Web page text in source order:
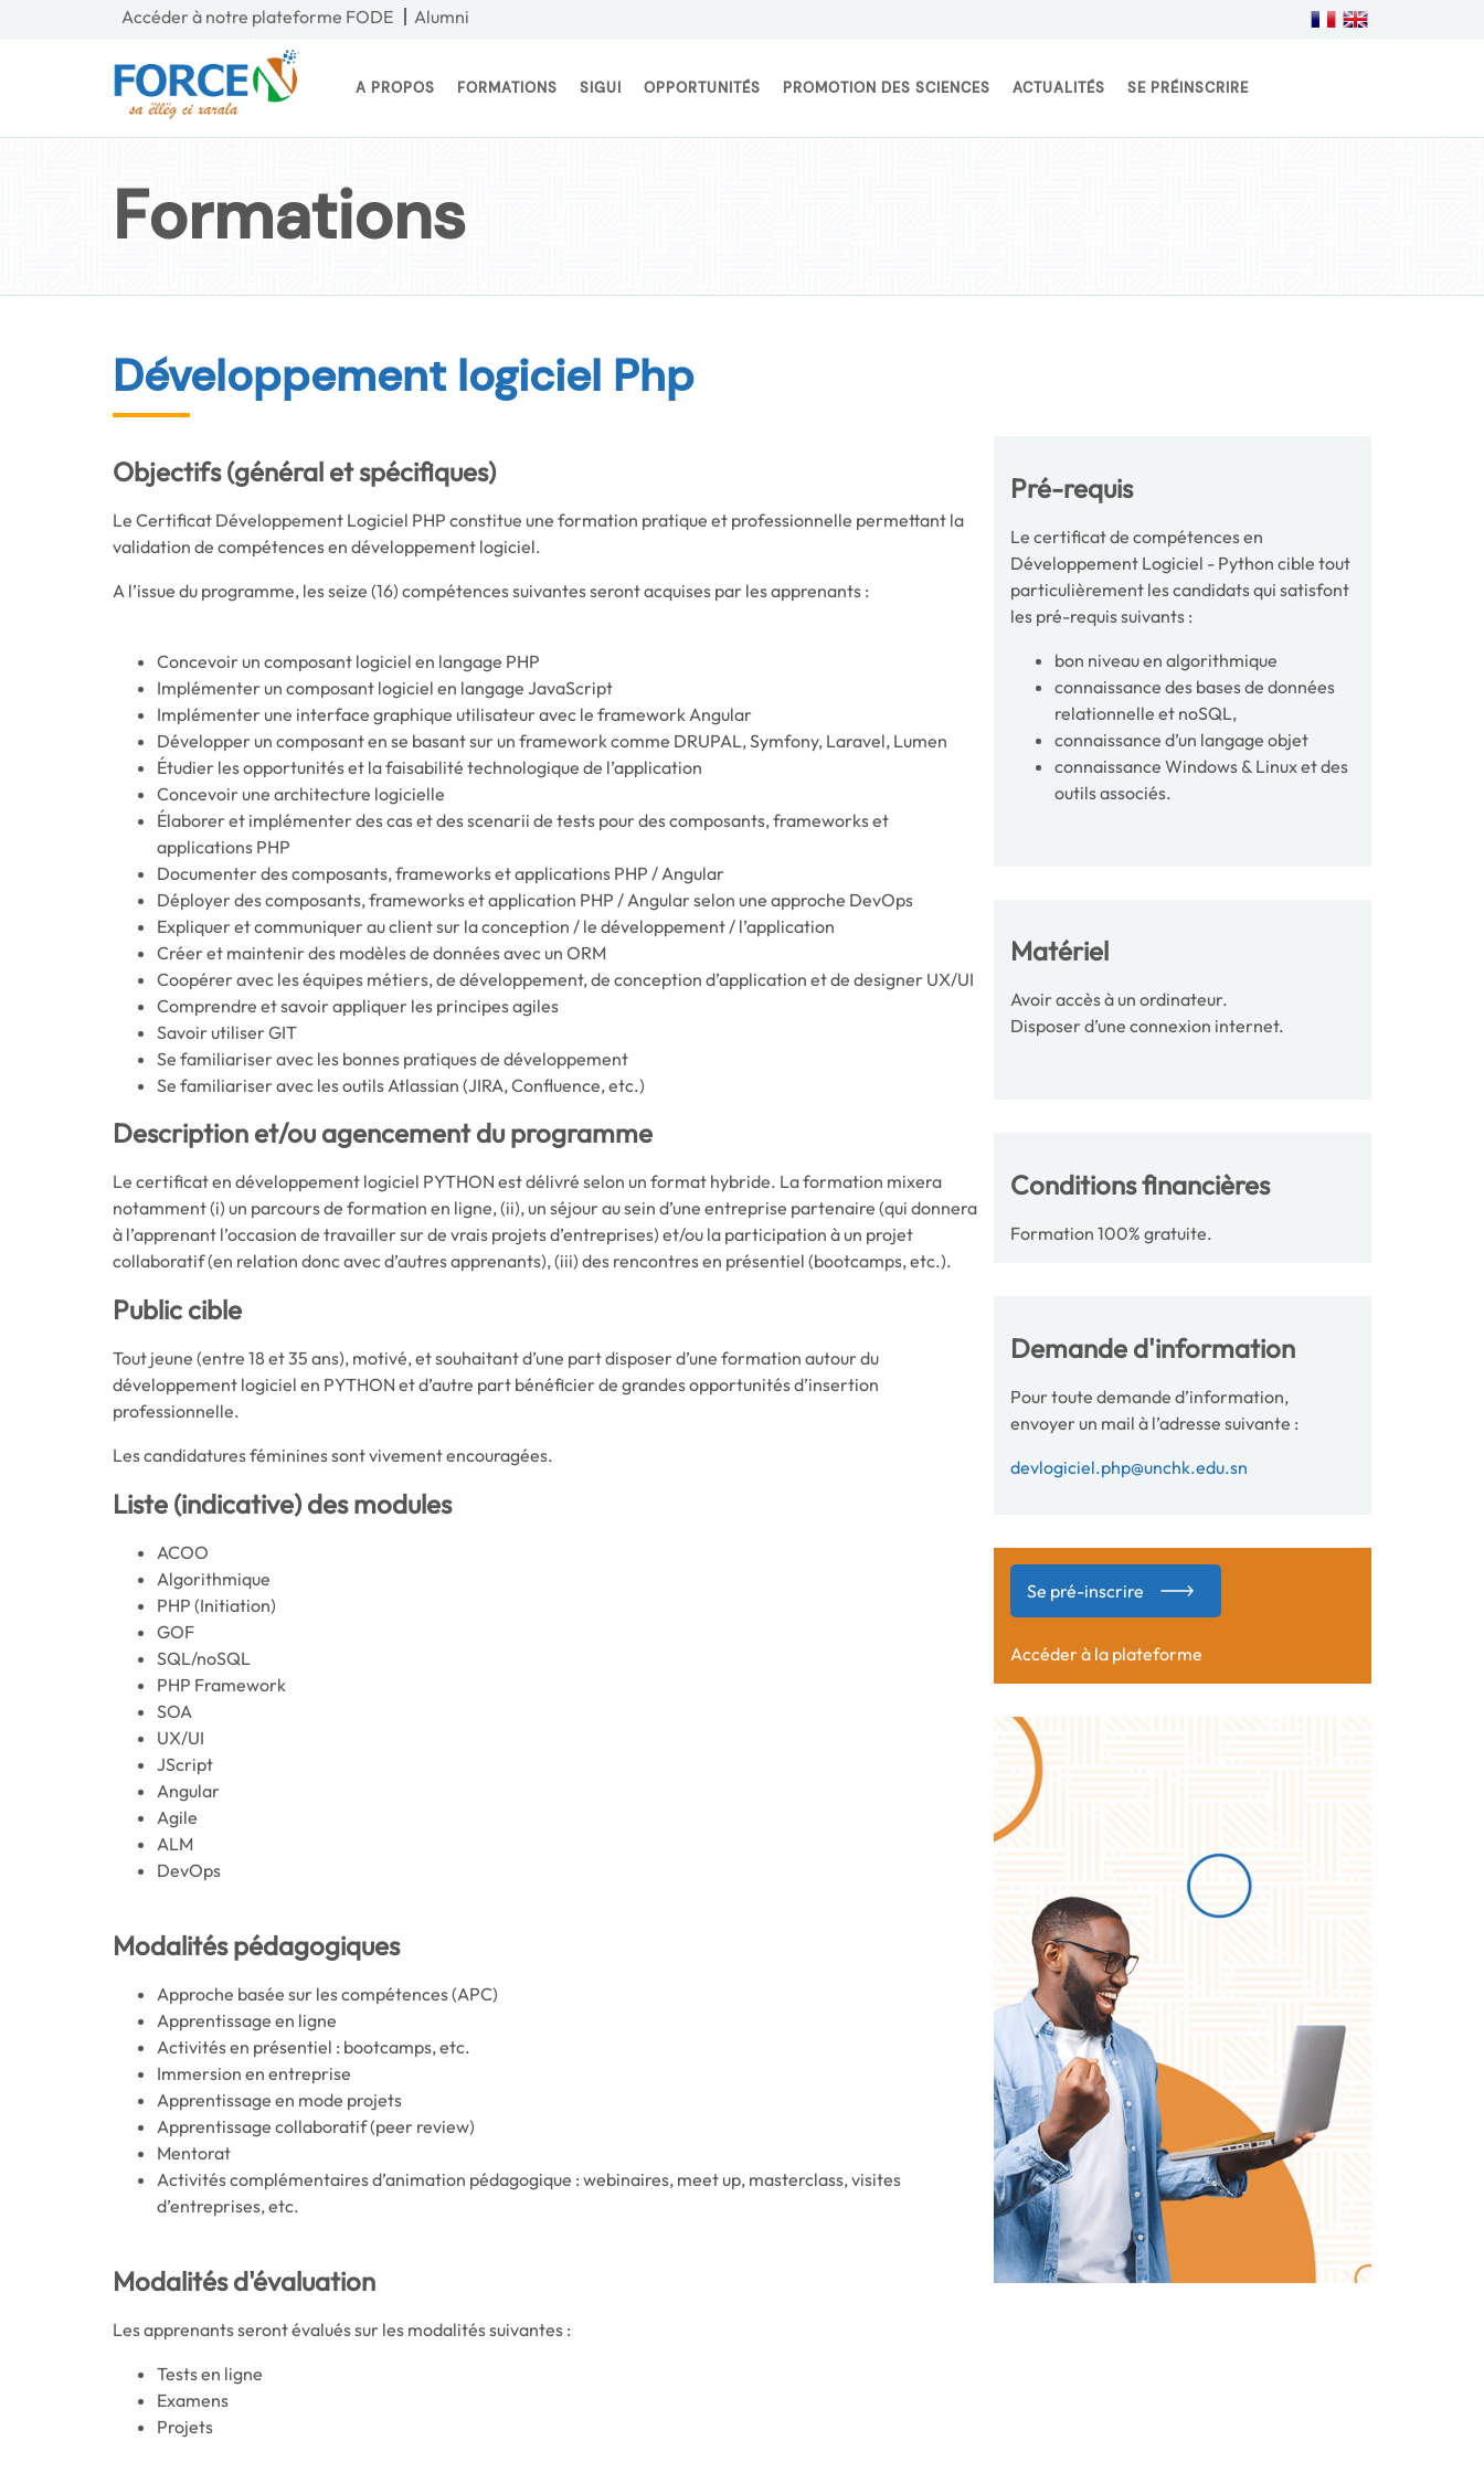
Accéder à notre plateforme FODE Alumni
A PROPOS FORMATIONS SIGUI OPPORTUNITÉS PROMOTION DES SCIENCES ACTUALITÉS SE PRÉINSCRIRE
Formations
Développement logiciel Php
Objectifs (général et spécifiques)
Le Certificat Développement Logiciel PHP constitue une formation pratique et professionnelle permettant la
validation de compétences en développement logiciel.
A l’issue du programme, les seize (16) compétences suivantes seront acquises par les apprenants :
Concevoir un composant logiciel en langage PHP
Implémenter un composant logiciel en langage JavaScript
Implémenter une interface graphique utilisateur avec le framework Angular
Développer un composant en se basant sur un framework comme DRUPAL, Symfony, Laravel, Lumen
Étudier les opportunités et la faisabilité technologique de l’application
Concevoir une architecture logicielle
Élaborer et implémenter des cas et des scenarii de tests pour des composants, frameworks et
applications PHP
Documenter des composants, frameworks et applications PHP / Angular
Déployer des composants, frameworks et application PHP / Angular selon une approche DevOps
Expliquer et communiquer au client sur la conception / le développement / l’application
Créer et maintenir des modèles de données avec un ORM
Coopérer avec les équipes métiers, de développement, de conception d’application et de designer UX/UI
Comprendre et savoir appliquer les principes agiles
Savoir utiliser GIT
Se familiariser avec les bonnes pratiques de développement
Se familiariser avec les outils Atlassian (JIRA, Confluence, etc.)
Description et/ou agencement du programme
Le certificat en développement logiciel PYTHON est délivré selon un format hybride. La formation mixera
notamment (i) un parcours de formation en ligne, (ii), un séjour au sein d’une entreprise partenaire (qui donnera
à l’apprenant l’occasion de travailler sur de vrais projets d’entreprises) et/ou la participation à un projet
collaboratif (en relation donc avec d’autres apprenants), (iii) des rencontres en présentiel (bootcamps, etc.).
Public cible
Tout jeune (entre 18 et 35 ans), motivé, et souhaitant d’une part disposer d’une formation autour du
développement logiciel en PYTHON et d’autre part bénéficier de grandes opportunités d’insertion
professionnelle.
Les candidatures féminines sont vivement encouragées.
Liste (indicative) des modules
ACOO
Algorithmique
PHP (Initiation)
GOF
SQL/noSQL
PHP Framework
SOA
UX/UI
JScript
Angular
Agile
ALM
DevOps
Modalités pédagogiques
Approche basée sur les compétences (APC)
Apprentissage en ligne
Activités en présentiel : bootcamps, etc.
Immersion en entreprise
Apprentissage en mode projets
Apprentissage collaboratif (peer review)
Mentorat
Activités complémentaires d’animation pédagogique : webinaires, meet up, masterclass, visites
d’entreprises, etc.
Modalités d'évaluation
Les apprenants seront évalués sur les modalités suivantes :
Tests en ligne
Examens
Projets
Pré-requis
Le certificat de compétences en
Développement Logiciel - Python cible tout
particulièrement les candidats qui satisfont
les pré-requis suivants :
bon niveau en algorithmique
connaissance des bases de données
relationnelle et noSQL,
connaissance d’un langage objet
connaissance Windows & Linux et des
outils associés.
Matériel
Avoir accès à un ordinateur.
Disposer d’une connexion internet.
Conditions financières
Formation 100% gratuite.
Demande d'information
Pour toute demande d’information,
envoyer un mail à l’adresse suivante :
devlogiciel.php@unchk.edu.sn
Se pré-inscrire
Accéder à la plateforme